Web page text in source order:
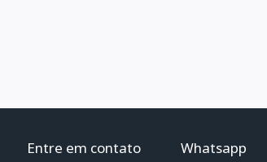
Entre em contato Whatsapp